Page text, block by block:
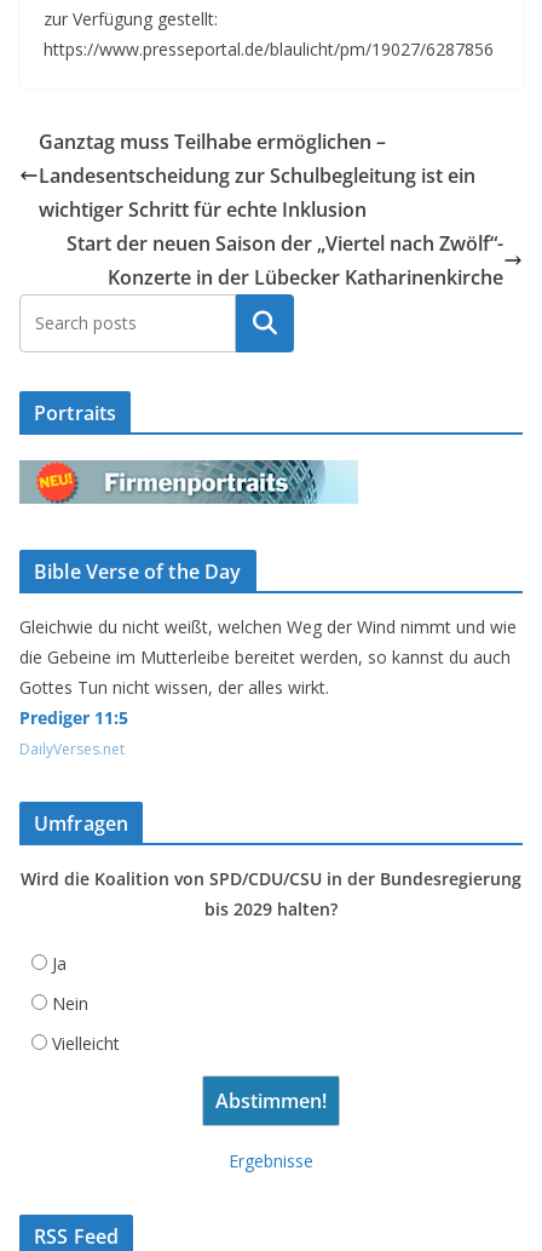
zur Verfügung gestellt:
https://www.presseportal.de/blaulicht/pm/19027/6287856
Ganztag muss Teilhabe ermöglichen –
Landesentscheidung zur Schulbegleitung ist ein
wichtiger Schritt für echte Inklusion
Start der neuen Saison der „Viertel nach Zwölf“-
Konzerte in der Lübecker Katharinenkirche
Suchen
Portraits
Bible Verse of the Day
Gleichwie du nicht weißt, welchen Weg der Wind nimmt und wie
die Gebeine im Mutterleibe bereitet werden, so kannst du auch
Gottes Tun nicht wissen, der alles wirkt.
Prediger 11:5
DailyVerses.net
Umfragen
Wird die Koalition von SPD/CDU/CSU in der Bundesregierung
bis 2029 halten?
Ja
Nein
Vielleicht
Ergebnisse
RSS Feed